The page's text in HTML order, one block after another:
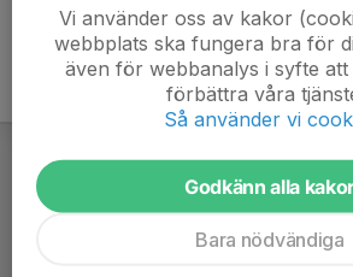
Vi använder oss av kakor
webbplats ska fungera bra för
även för webbanalys i syfte att
förbättra våra
Så använder vi
Godkänn alla
Bara nödvändiga